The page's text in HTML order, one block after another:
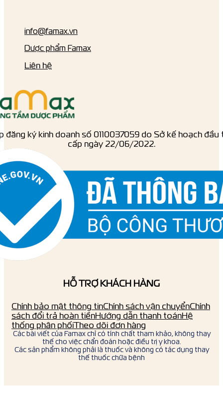
đăng ký kinh doanh số ‎0110037059 do Sở kế hoạch đầu
cấp ngày 22/06/2022.
info@famax.vn
Dược phẩm Famax
Liên hệ
HỖ TRỢ KHÁCH HÀNG
Chính bảo mật thông tinChính sách vận chuyểnChính
sách đổi trả hoàn tiềnHướng dẫn thanh toánHệ
thống phân phốiTheo dõi đơn hàng
Các bài viết của Famax chỉ có tính chất tham khảo, không thay
thế cho việc chẩn đoán hoặc điều trị y khoa.
Các sản phẩm không phải là thuốc và không có tác dụng thay
thế thuốc chữa bệnh